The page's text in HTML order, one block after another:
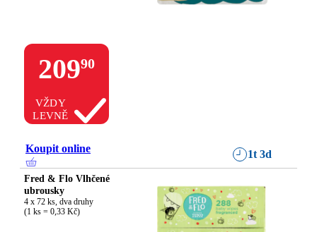
20990
VŽDY
LEVNĚ
Koupit online 1t 3d
Fred & Flo Vlhčené
ubrousky
4 x 72 ks, dva druhy
(1 ks = 0,33 Kč)